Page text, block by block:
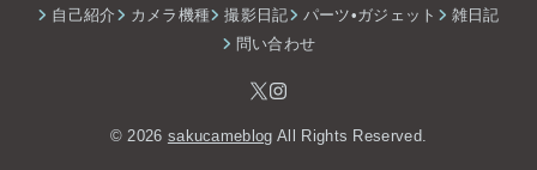
自己紹介 カメラ機種 撮影日記 パーツ•ガジェット
雑日記
問い合わせ
© 2026 sakucameblog All Rights Reserved.